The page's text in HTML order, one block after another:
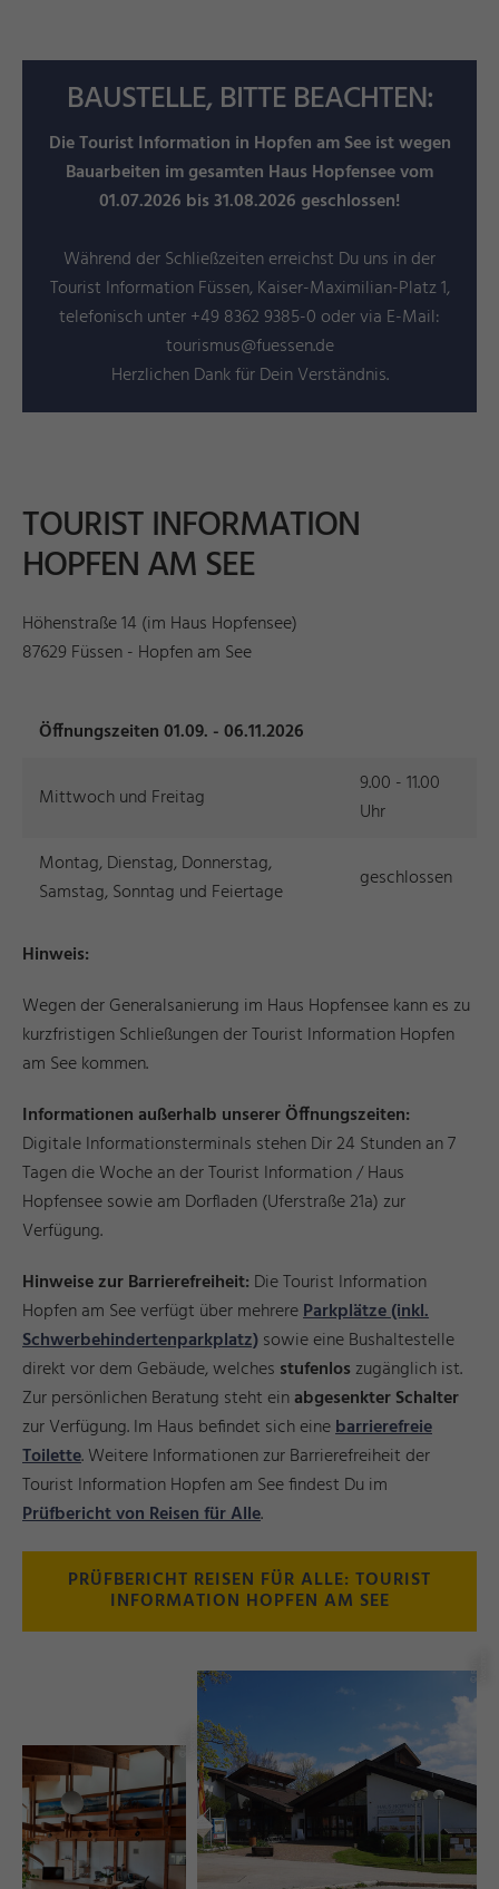
BAUSTELLE, BITTE BEACHTEN:
Die Tourist Information in Hopfen am See ist wegen
Bauarbeiten im gesamten Haus Hopfensee vom
01.07.2026 bis 31.08.2026 geschlossen!
Während der Schließzeiten erreichst Du uns in der
Tourist Information Füssen, Kaiser-Maximilian-Platz 1,
telefonisch unter +49 8362 9385-0 oder via E-Mail:
tourismus@fuessen.de
Herzlichen Dank für Dein Verständnis.
TOURIST INFORMATION
HOPFEN AM SEE
Höhenstraße 14 (im Haus Hopfensee)
87629 Füssen - Hopfen am See
Öffnungszeiten 01.09. - 06.11.2026
Mittwoch und Freitag
9.00 - 11.00
Uhr
Montag, Dienstag, Donnerstag,
Samstag, Sonntag und Feiertage
geschlossen
Hinweis:
Wegen der Generalsanierung im Haus Hopfensee kann es zu
kurzfristigen Schließungen der Tourist Information Hopfen
am See kommen.
Informationen außerhalb unserer Öffnungszeiten:
Digitale Informationsterminals stehen Dir 24 Stunden an 7
Tagen die Woche an der Tourist Information / Haus
Hopfensee sowie am Dorfladen (Uferstraße 21a) zur
Verfügung.
Hinweise zur Barrierefreiheit: Die Tourist Information
Hopfen am See verfügt über mehrereParkplätze (inkl.
Schwerbehindertenparkplatz)sowie eine Bushaltestelle
direkt vor dem Gebäude, welches stufenloszugänglich ist.
Zur persönlichen Beratung steht einabgesenkter Schalter
zur Verfügung. Im Haus befindet sich einebarrierefreie
Toilette. Weitere Informationen zur Barrierefreiheit der
Tourist Information Hopfen am See findest Du im
Prüfbericht von Reisen für Alle.
PRÜFBERICHT REISEN FÜR ALLE: TOURIST
INFORMATION HOPFEN AM SEE
©
R
u
t
h
W
e
c
h
n
e
©
R
u
t
h
W
e
c
h
n
er